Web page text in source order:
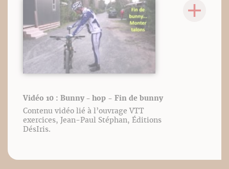
Vidéo 10 : Bunny - hop - Fin de bunny
Contenu vidéo lié à l’ouvrage VTT
exercices, Jean-Paul Stéphan, Éditions
DésIris.